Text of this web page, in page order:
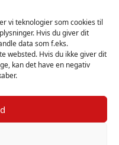
vi teknologier som cookies til
Hvis du giver dit
data som f.eks.
websted. Hvis du ikke giver dit
kan det have en negativ